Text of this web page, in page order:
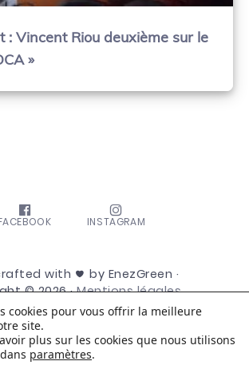
: Vincent Riou deuxième sur le
»
INSTAGRAM
with
by EnezGreen ·
© 2026 ·Mentions légales
cookies pour vous offrir la meilleure
site.
plus sur les cookies que nous utilisons
paramètres.